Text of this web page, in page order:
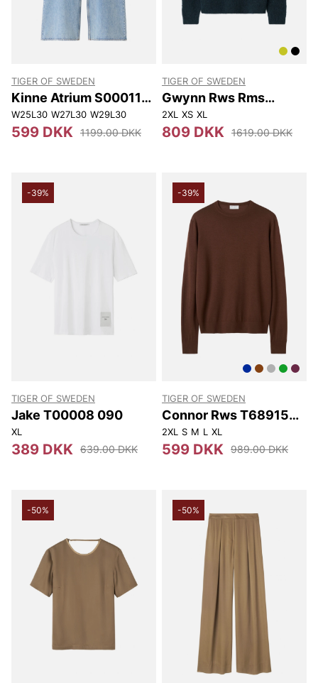
TIGER OF SWEDEN
Kinne Atrium S00011
200
W25L30 W27L30 W29L30
599 DKK 1199.00 DKK
TIGER OF SWEDEN
Gwynn Rws Rms
S00002 284
2XL XS XL
809 DKK 1619.00 DKK
-39%
TIGER OF SWEDEN
Jake T00008 090
XL
389 DKK 639.00 DKK
-39%
TIGER OF SWEDEN
Connor Rws T68915
113
2XL S M L XL
599 DKK 989.00 DKK
-50% -50%